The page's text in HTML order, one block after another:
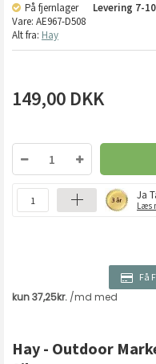
På fjernlager Levering 7-
Vare: AE967-D508
Alt fra: Hay
149,00 DKK
Ja
Læs
Få
Hay - Outdoor